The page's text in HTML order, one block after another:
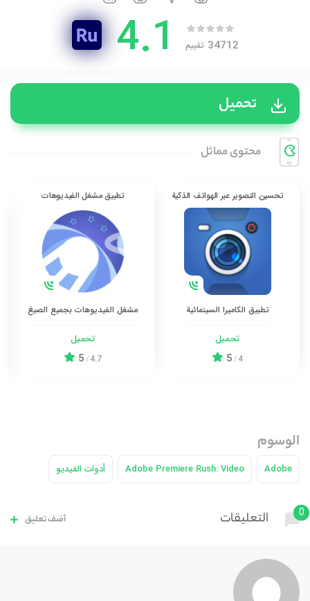
34712 تقييم 4.1
تحميل
محتوی مماثل
تحسين التصوير عبر الهواتف الذكية
تطبيق الكاميرا السينمائية
تحميل
4
/
5
تطبيق مشغل الفيديوهات
مشغل الفيديوهات بجميع الصيغ
تحميل
4.7
/
5
الوسوم
Adobe
Adobe Premiere Rush: Video أدوات الفيديو
0 التعليقات أضف تعليق